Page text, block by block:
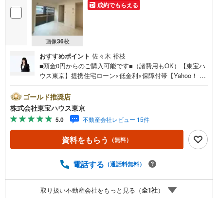
画像36枚
成約でもらえる
おすすめポイント 佐々木 裕枝
■頭金0円からのご購入可能です■（諸費用もOK）【東宝ハ
ウス東京】提携住宅ローン×低金利×保障付帯【Yahoo！ 不
ayボーナスライトがもらえる「Yahoo！ 不動産 物件ご成約
キャンペーン」の対象になります。「資料をもらう」「見
学予約をする」ボタンからお問い合わせください。※必ずY
ahoo！ JAPAN IDでログインしてください。※PayPayボー
ナスライトは出金と譲渡はできません。ご案内・詳細な資
料のご請求はお気軽にどうぞ♪お電話でのお問い合わせも
ゴールド推奨店
株式会社東宝ハウス東京
5.0 不動産会社レビュー 15件
資料をもらう （無料）
電話する （通話料無料）
取り扱い不動産会社をもっと見る（全1社）